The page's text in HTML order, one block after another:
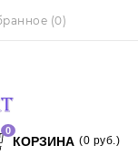
(0)
КОРЗИНА
0
(0 руб.)